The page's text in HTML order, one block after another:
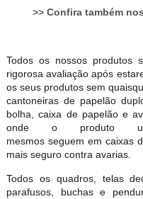
>>Confira também
Todos os nossos produtos
rigorosa avaliação após
os seus produtos sem
cantoneiras de papelão
bolha, caixa de papelão e
onde o produto
mesmos seguem em caixas
mais seguro contra avarias.
Todos os quadros, telas
parafusos, buchas e